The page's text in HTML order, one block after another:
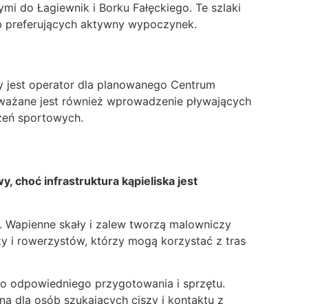
do Łagiewnik i Borku Fałęckiego. Te szlaki
aktywny wypoczynek.
operator dla planowanego Centrum
jest również wprowadzenie pływających
sportowych.
choć infrastruktura kąpieliska jest
skały i zalew tworzą malowniczy
i rowerzystów, którzy mogą korzystać z tras
odpowiedniego przygotowania i sprzętu.
dla osób szukających ciszy i kontaktu z